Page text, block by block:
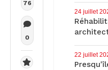
76
0
24 juillet
22 juillet